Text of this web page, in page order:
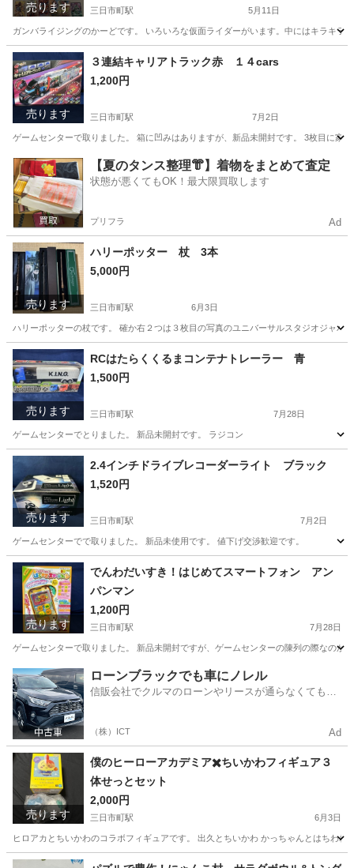
売ります 三日市町駅 5月11日
ガンバライジングのかーどです。 いろいろな仮面ライダーがいます。中にはキラキ
大阪 河内長野市 三日市町駅 カードゲーム
ガンバライジング
売ります
３連結キャリアトラック赤 １４cars
1,200円
三日市町駅 7月2日
ゲームセンターで取りました。 箱に凹みはありますが、新品未開封です。 3枚目に家
大阪 河内長野市 三日市町駅 ミニカー
【夏のタンス整理👘】着物をまとめて査定
状態が悪くてもOK！最大限買取します
プリフラ Ad
売ります
ハリーポッター 杖 3本
5,000円
三日市町駅 6月3日
ハリーポッターの杖です。 確か右２つは３枚目の写真のユニバーサルスタジオジャ
大阪 河内長野市 三日市町駅 ハリーポッター
売ります
RCはたらくくるまコンテナトレーラー 青
1,500円
三日市町駅 7月28日
ゲームセンターでとりました。 新品未開封です。 ラジコン
大阪 河内長野市 三日市町駅 ラジコン
売ります
2.4インチドライブレコーダーライト ブラック
1,520円
三日市町駅 7月2日
ゲームセンターでで取りました。 新品未使用です。 値下げ交渉歓迎です。
大阪 河内長野市 三日市町駅 映像プレーヤー、レコーダー
ライト
売ります
でんわだいすき！はじめてスマートフォン アン
パンマン
1,200円
三日市町駅 7月28日
ゲームセンターで取りました。 新品未開封ですが、ゲームセンターの陳列の際なの
大阪 河内長野市 三日市町駅 おもちゃ アンパンマン
ローンブラックでも車にノレル
信販会社でクルマのローンやリースが通らなくてもク
（株）ICT Ad
売ります
僕のヒーローアカデミア✖️ちいかわフィギュア３
体せっとセット
2,000円
三日市町駅 6月3日
ヒロアカとちいかわのコラボフィギュアです。 出久とちいかわ かっちゃんとはちわ
大阪 河内長野市 三日市町駅 フィギュア ちい